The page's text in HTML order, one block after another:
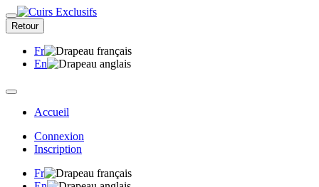
Retour
Fr
En
Accueil
Connexion
Inscription
Fr